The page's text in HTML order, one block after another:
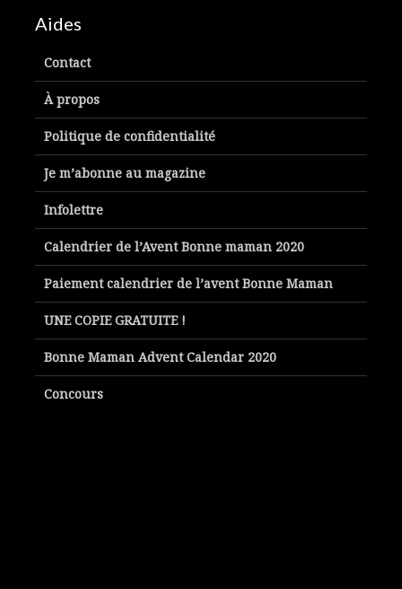
Aides
Contact
À propos
Politique de confidentialité
Je m’abonne au magazine
Infolettre
Calendrier de l’Avent Bonne maman 2020
Paiement calendrier de l’avent Bonne Maman
UNE COPIE GRATUITE !
Bonne Maman Advent Calendar 2020
Concours